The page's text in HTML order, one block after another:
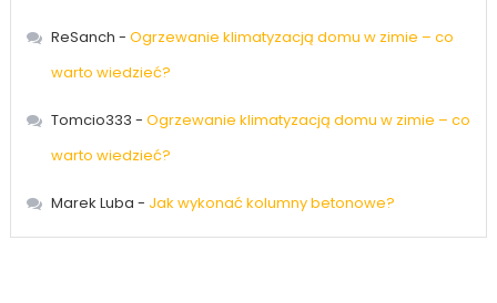
ReSanch - Ogrzewanie klimatyzacją domu w zimie – co
warto wiedzieć?
Tomcio333 - Ogrzewanie klimatyzacją domu w zimie – co
warto wiedzieć?
Marek Luba - Jak wykonać kolumny betonowe?